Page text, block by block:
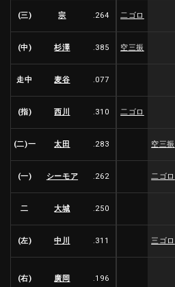
(三) 宗 .264 二ゴロ
(中) 杉澤 .385 空三振
走中 麦谷 .077
(指) 西川 .310 二ゴロ
(二)一 太田 .283 空三振
(一) シーモア .262 二ゴロ
二 大城 .250
(左) 中川 .311 三ゴロ
(右) 廣岡 .196